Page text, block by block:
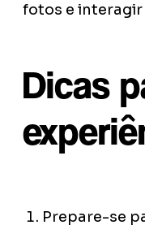
fotos e interagir
Dicas
Prepare-se